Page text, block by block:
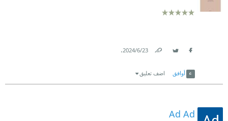
23‏/6‏/2024
.
أوافق اضف تعليق
Ad Ad